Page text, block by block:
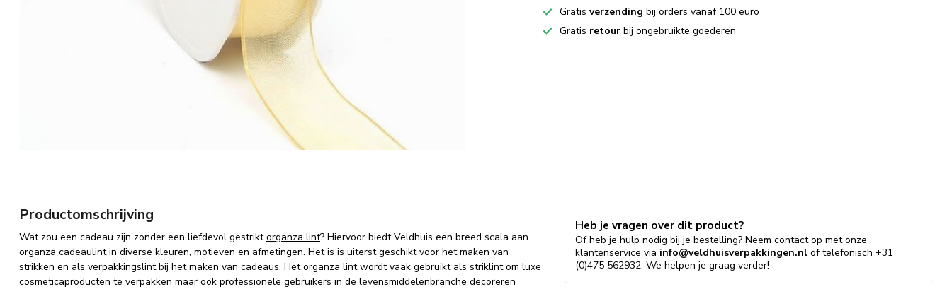
Gratisverzending bij orders vanaf 100 euro
Gratis retour bij ongebruikte goederen
Productomschrijving
Wat zou een cadeau zijn zonder een liefdevol gestriktorganza lint? Hiervoor biedt Veldhuis een breed scala aan
organza cadeaulintin diverse kleuren, motieven en afmetingen. Het is is uiterst geschikt voor het maken van
strikken en als verpakkingslintbij het maken van cadeaus. Hetorganza lintwordt vaak gebruikt als striklint om luxe
cosmeticaproducten te verpakken maar ook professionele gebruikers in de levensmiddelenbranche decoreren
Heb je vragen over dit product?
Of heb je hulp nodig bij je bestelling? Neem contact op met onze
klantenservice via info@veldhuisverpakkingen.nl of telefonisch +31
(0)475 562932. We helpen je graag verder!